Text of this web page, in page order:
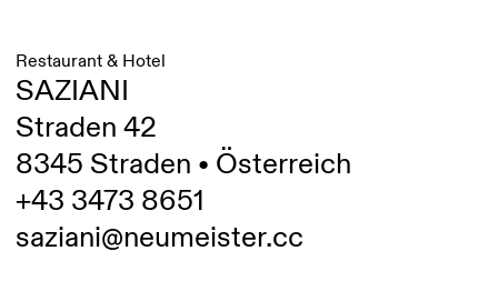
Restaurant & Hotel
SAZIANI
Straden 42
8345 Straden • Österreich
+43 3473 8651
saziani@neumeister.cc